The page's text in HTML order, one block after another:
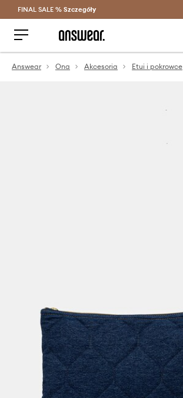
Oszczędzaj z Answear Club >
FINAL SALE % Szczegóły
Answear Ona Akcesoria Etui i pokrowce